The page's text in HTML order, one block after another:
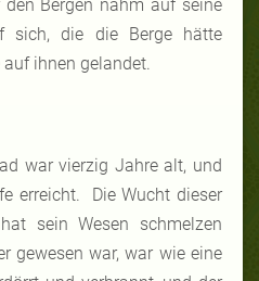
Bergen nahm auf seine
sich, die die Berge hätte
ihnen gelandet.
war vierzig Jahre alt, und
erreicht. Die Wucht dieser
sein Wesen schmelzen
gewesen war, war wie eine